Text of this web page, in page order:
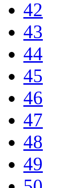
42
43
44
45
46
47
48
49